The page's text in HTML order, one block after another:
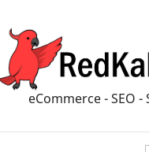
eCommerce - SEO